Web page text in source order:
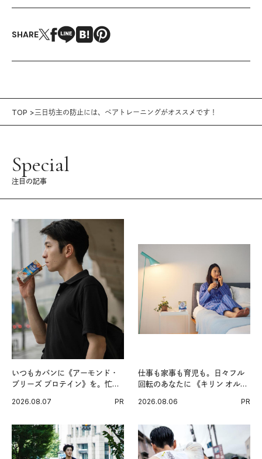
SHARE
TOP 三日坊主の防止には、ペアトレーニングがオススメです！
Special
注目の記事
いつもカバンに《アーモンド・
ブリーズ プロテイン》を。忙し
グ習慣。
2026.08.07 PR
仕事も家事も育児も。日々フル
回転のあなたに 《キリン オルニ
2026.08.06 PR